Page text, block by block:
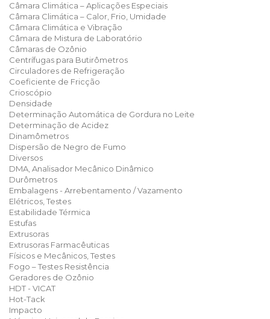
Câmara Climática – Aplicações Especiais
Câmara Climática – Calor, Frio, Umidade
Câmara Climática e Vibração
Câmara de Mistura de Laboratório
Câmaras de Ozônio
Centrífugas para Butirômetros
Circuladores de Refrigeração
Coeficiente de Fricção
Crioscópio
Densidade
Determinação Automática de Gordura no Leite
Determinação de Acidez
Dinamômetros
Dispersão de Negro de Fumo
Diversos
DMA, Analisador Mecânico Dinâmico
Durômetros
Embalagens - Arrebentamento / Vazamento
Elétricos, Testes
Estabilidade Térmica
Estufas
Extrusoras
Extrusoras Farmacêuticas
Físicos e Mecânicos, Testes
Fogo – Testes Resistência
Geradores de Ozônio
HDT - VICAT
Hot-Tack
Impacto